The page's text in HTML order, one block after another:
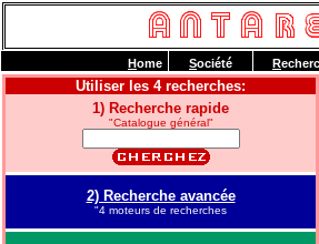
Utiliser les 4 recherches:
1) Recherche rapide
"Catalogue général"
2) Recherche avancée
"4 moteurs de recherches
Home Société R